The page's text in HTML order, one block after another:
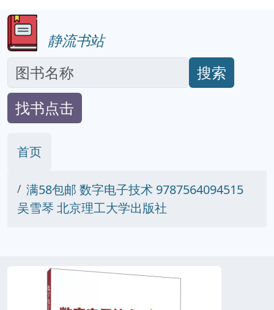
静流书站
搜索
找书点击
首页
满58包邮 数字电子技术 9787564094515
吴雪琴 北京理工大学出版社